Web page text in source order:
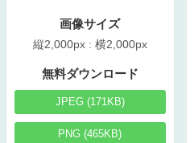
画像サイズ
縦2,000px : 横2,000px
無料ダウンロード
JPEG (171KB)
PNG (465KB)